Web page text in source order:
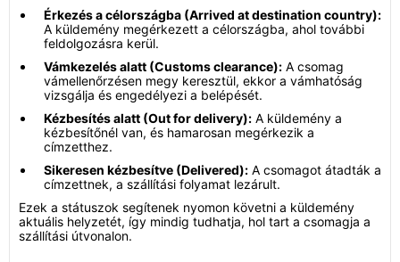
Érkezés a célországba (Arrived at destination country):
A küldemény megérkezett a célországba, ahol további
feldolgozásra kerül.
Vámkezelés alatt (Customs clearance): A csomag
vámellenőrzésen megy keresztül, ekkor a vámhatóság
vizsgálja és engedélyezi a belépését.
Kézbesítés alatt (Out for delivery): A küldemény a
kézbesítőnél van, és hamarosan megérkezik a
címzetthez.
Sikeresen kézbesítve (Delivered): A csomagot átadták a
címzettnek, a szállítási folyamat lezárult.
Ezek a státuszok segítenek nyomon követni a küldemény
aktuális helyzetét, így mindig tudhatja, hol tart a csomagja a
szállítási útvonalon.